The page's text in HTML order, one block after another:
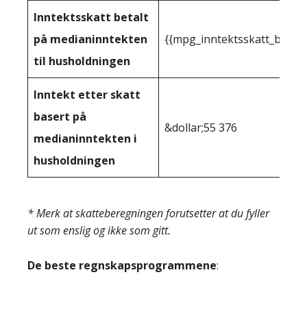
Inntektsskatt betalt
på medianinntekten
til husholdningen
Inntekt etter skatt
basert på
medianinntekten i
husholdningen
&dollar;55 376
* Merk at skatteberegningen forutsetter at du fyller
ut som enslig og ikke som gitt.
De beste regnskapsprogrammene: